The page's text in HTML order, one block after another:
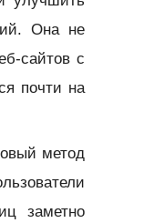
. Она не
сайтов с
почти на
метод
заметно